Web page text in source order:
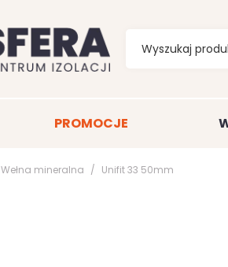
PROMOCJE
Wełna mineralna Unifit 33 50mm